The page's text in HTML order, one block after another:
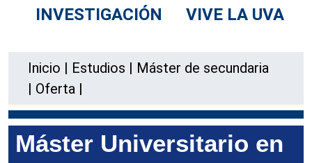
INVESTIGACIÓN
VIVE LA UVA
Inicio | Estudios | Máster de secundaria
| Oferta |
Máster Universitario en